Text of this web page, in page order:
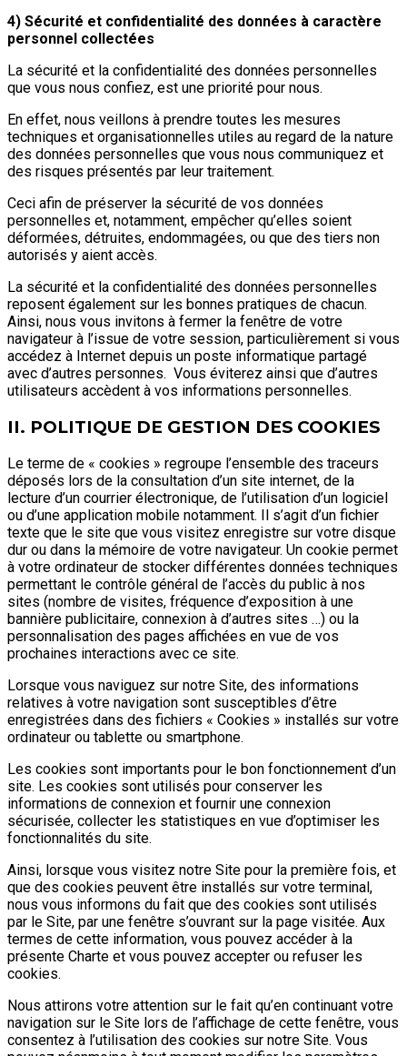
4) Sécurité et confidentialité des données à caractère
personnel collectées
La sécurité et la confidentialité des données personnelles
que vous nous confiez, est une priorité pour nous.
En effet, nous veillons à prendre toutes les mesures
techniques et organisationnelles utiles au regard de la nature
des données personnelles que vous nous communiquez et
des risques présentés par leur traitement.
Ceci afin de préserver la sécurité de vos données
personnelles et, notamment, empêcher qu’elles soient
déformées, détruites, endommagées, ou que des tiers non
autorisés y aient accès.
La sécurité et la confidentialité des données personnelles
reposent également sur les bonnes pratiques de chacun.
Ainsi, nous vous invitons à fermer la fenêtre de votre
navigateur à l’issue de votre session, particulièrement si vous
accédez à Internet depuis un poste informatique partagé
avec d’autres personnes. Vous éviterez ainsi que d’autres
utilisateurs accèdent à vos informations personnelles.
II. POLITIQUE DE GESTION DES COOKIES
Le terme de « cookies » regroupe l’ensemble des traceurs
déposés lors de la consultation d’un site internet, de la
lecture d’un courrier électronique, de l’utilisation d’un logiciel
ou d’une application mobile notamment. Il s’agit d’un fichier
texte que le site que vous visitez enregistre sur votre disque
dur ou dans la mémoire de votre navigateur. Un cookie permet
à votre ordinateur de stocker différentes données techniques
permettant le contrôle général de l’accès du public à nos
sites (nombre de visites, fréquence d’exposition à une
bannière publicitaire, connexion à d’autres sites …) ou la
personnalisation des pages affichées en vue de vos
prochaines interactions avec ce site.
Lorsque vous naviguez sur notre Site, des informations
relatives à votre navigation sont susceptibles d’être
enregistrées dans des fichiers « Cookies » installés sur votre
ordinateur ou tablette ou smartphone.
Les cookies sont importants pour le bon fonctionnement d’un
site. Les cookies sont utilisés pour conserver les
informations de connexion et fournir une connexion
sécurisée, collecter les statistiques en vue d’optimiser les
fonctionnalités du site.
Ainsi, lorsque vous visitez notre Site pour la première fois, et
que des cookies peuvent être installés sur votre terminal,
nous vous informons du fait que des cookies sont utilisés
par le Site, par une fenêtre s’ouvrant sur la page visitée. Aux
termes de cette information, vous pouvez accéder à la
présente Charte et vous pouvez accepter ou refuser les
cookies.
Nous attirons votre attention sur le fait qu’en continuant votre
navigation sur le Site lors de l’affichage de cette fenêtre, vous
consentez à l’utilisation des cookies sur notre Site. Vous